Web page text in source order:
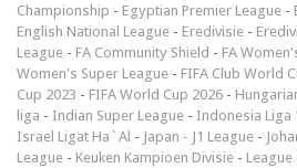
Championship - Egyptian Premier League -
English National League - Eredivisie -
League - FA Community Shield - FA
Women's Super League - FIFA Club World
Cup 2023 - FIFA World Cup 2026 -
liga - Indian Super League - Indonesia Liga
Israel Ligat Ha`Al - Japan - J1 League -
League - Keuken Kampioen Divisie - League